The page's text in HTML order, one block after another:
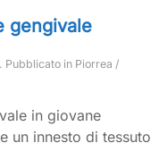
gengivale
. Pubblicato in Piorrea /
in giovane
un innesto di tessuto